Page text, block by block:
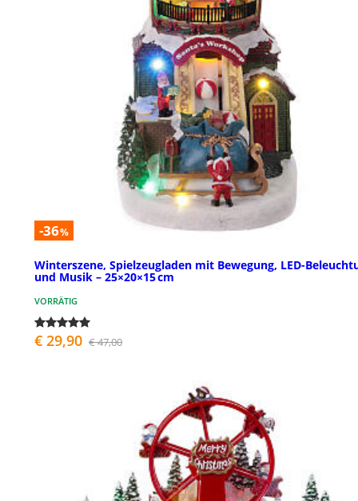
-36%
Winterszene, Spielzeugladen mit Bewegung, LED-
und Musik – 25×20×15 cm
VORRÄTIG
€ 29,90 € 47,00